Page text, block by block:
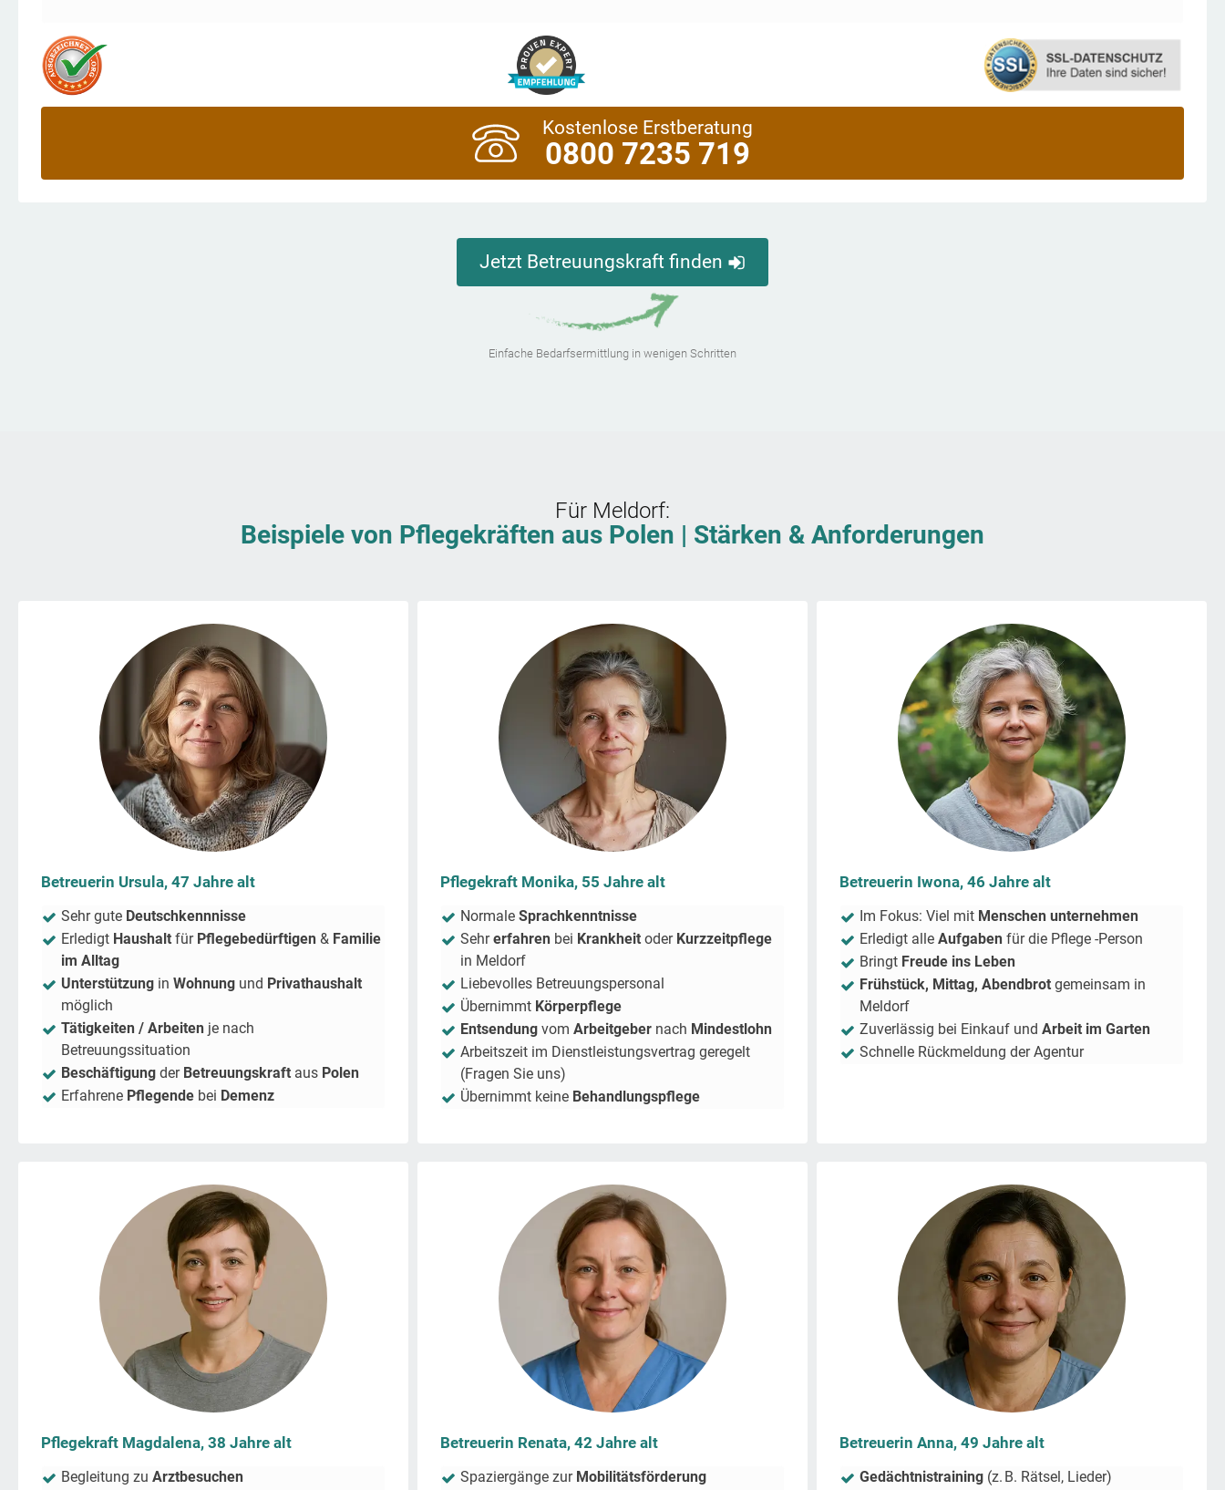
Kostenlose Erstberatung
0800 7235 719
Jetzt Betreuungskraft finden
Einfache Bedarfsermittlung in wenigen Schritten
Für Meldorf:
Beispiele von Pflegekräften aus Polen | Stärken & Anforderungen
Betreuerin Ursula, 47 Jahre alt
Sehr gute Deutschkennnisse
Erledigt Haushalt für Pflegebedürftigen & Familie
im Alltag
Unterstützung in Wohnung und Privathaushalt
möglich
Tätigkeiten / Arbeiten je nach
Betreuungssituation
Beschäftigung der Betreuungskraft aus Polen
Erfahrene Pflegende bei Demenz
Pflegekraft Monika, 55 Jahre alt
Normale Sprachkenntnisse
Sehrerfahren bei Krankheit oder Kurzzeitpflege
in Meldorf
Liebevolles Betreuungspersonal
Übernimmt Körperpflege
Entsendung vom Arbeitgeber nach Mindestlohn
Arbeitszeit im Dienstleistungsvertrag geregelt
(Fragen Sie uns)
Übernimmt keine Behandlungspflege
Betreuerin Iwona, 46 Jahre alt
Im Fokus: Viel mit Menschen unternehmen
Erledigt alle Aufgaben für die Pflege -Person
Bringt Freude ins Leben
Frühstück, Mittag, Abendbrot gemeinsam in
Meldorf
Zuverlässig bei Einkauf und Arbeit im Garten
Schnelle Rückmeldung der Agentur
Pflegekraft Magdalena, 38 Jahre alt
Begleitung zu Arztbesuchen
Betreuerin Renata, 42 Jahre alt
Spaziergänge zur Mobilitätsförderung
Betreuerin Anna, 49 Jahre alt
Gedächtnistraining (z. B. Rätsel, Lieder)